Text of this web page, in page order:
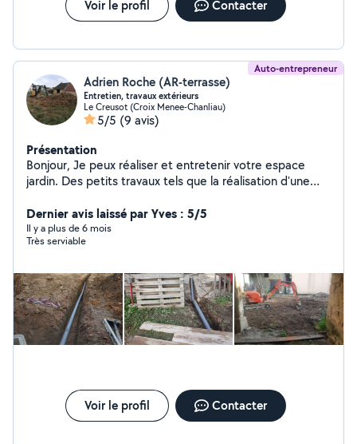
Voir le profil Contacter
Auto-entrepreneur
Adrien Roche (AR-terrasse)
Entretien, travaux extérieurs
Le Creusot (Croix Menee-Chanliau)
5/5 (9 avis)
Présentation
Bonjour, Je peux réaliser et entretenir votre espace
jardin. Des petits travaux tels que la réalisation d'une
du terrassement pour aménager votre terrain. Vous
pouvez également me contacter via mon site arterrasse
Dernier avis laissé par Yves : 5/5
Il y a plus de 6 mois
Très serviable
Voir le profil Contacter